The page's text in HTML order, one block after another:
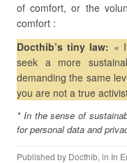
of comfort, or the
comfort :
Docthib’s tiny law: «
seek a more
demanding the same
you are not a true
* In the sense of
for personal data and
Published by Docthib, in In